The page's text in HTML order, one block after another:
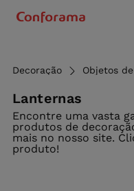
Decoração Objetos
Lanternas
Encontre uma vasta
produtos de
mais no nosso site.
produto!